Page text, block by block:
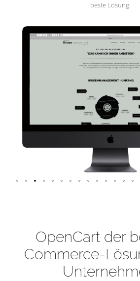
beste Lösung.
OpenCart der
Commerce-